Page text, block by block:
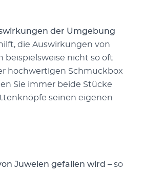
der Umgebung
die Auswirkungen von
beispielsweise nicht so oft
hochwertigen Schmuckbox
Sie immer beide Stücke
seinen eigenen
Juwelen gefallen wird – so